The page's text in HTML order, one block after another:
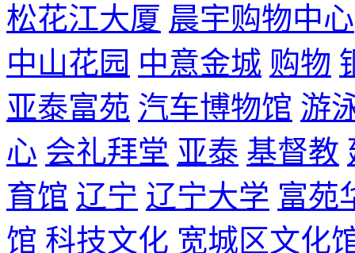
松花江大厦 晨宇购物中心
中山花园 中意金城 购物
亚泰富苑 汽车博物馆 游
心 会礼拜堂 亚泰 基督教
育馆 辽宁 辽宁大学 富苑
馆 科技文化 宽城区文化